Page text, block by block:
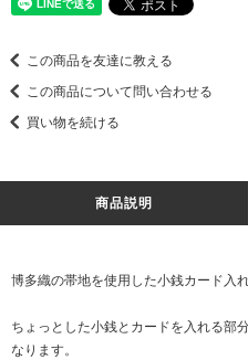
この商品を友達に教える
この商品について問い合わせる
買い物を続ける
商品説明
博多織の帯地を使用した小銭カード入
ちょっとした小銭とカードを入れる部
なります。